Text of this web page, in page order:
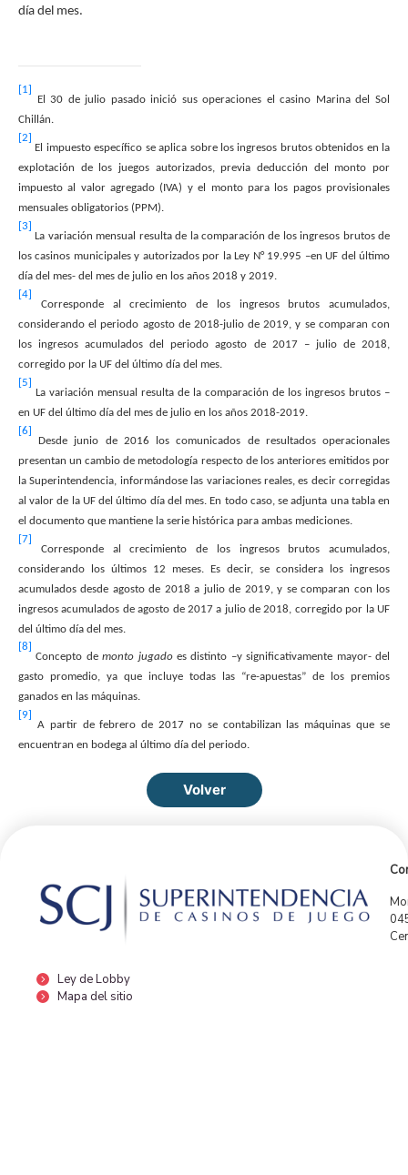
día del mes.
[1]
El 30 de julio pasado inició sus operaciones el casino Marina del Sol
Chillán.
[2]
El impuesto específico se aplica sobre los ingresos brutos obtenidos en la
explotación de los juegos autorizados, previa deducción del monto por
impuesto al valor agregado (IVA) y el monto para los pagos provisionales
mensuales obligatorios (PPM).
[3]
La variación mensual resulta de la comparación de los ingresos brutos de
los casinos municipales y autorizados por la Ley N° 19.995 –en UF del último
día del mes- del mes de julio en los años 2018 y 2019.
[4]
Corresponde al crecimiento de los ingresos brutos acumulados,
considerando el periodo agosto de 2018-julio de 2019, y se comparan con
los ingresos acumulados del periodo agosto de 2017 – julio de 2018,
corregido por la UF del último día del mes.
[5]
La variación mensual resulta de la comparación de los ingresos brutos –
en UF del último día del mes de julio en los años 2018-2019.
[6]
Desde junio de 2016 los comunicados de resultados operacionales
presentan un cambio de metodología respecto de los anteriores emitidos por
la Superintendencia, informándose las variaciones reales, es decir corregidas
al valor de la UF del último día del mes. En todo caso, se adjunta una tabla en
el documento que mantiene la serie histórica para ambas mediciones.
[7]
Corresponde al crecimiento de los ingresos brutos acumulados,
considerando los últimos 12 meses. Es decir, se considera los ingresos
acumulados desde agosto de 2018 a julio de 2019, y se comparan con los
ingresos acumulados de agosto de 2017 a julio de 2018, corregido por la UF
del último día del mes.
[8]
Concepto demonto jugadoes distinto –y significativamente mayor- del
gasto promedio, ya que incluye todas las “re-apuestas” de los premios
ganados en las máquinas.
[9]
A partir de febrero de 2017 no se contabilizan las máquinas que se
encuentran en bodega al último día del periodo.
Volver
Ley de Lobby
Mapa del sitio